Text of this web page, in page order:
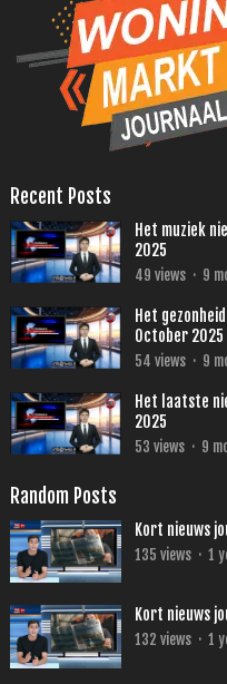
Recent Posts
Het muziek
2025
49 views · 9
Het
October 2025
54 views · 9
Het laatste
2025
53 views · 9
Random Posts
Kort nieuws
135 views · 1
Kort nieuws
132 views · 1